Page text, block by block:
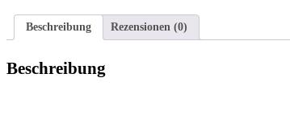
Beschreibung
Rezensionen (0)
Beschreibung